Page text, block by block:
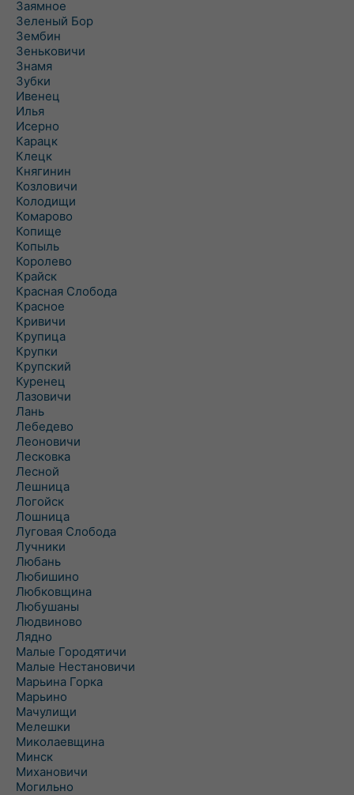
Заямное
Зеленый Бор
Зембин
Зеньковичи
Знамя
Зубки
Ивенец
Илья
Исерно
Карацк
Клецк
Княгинин
Козловичи
Колодищи
Комарово
Копище
Копыль
Королево
Крайск
Красная Слобода
Красное
Кривичи
Крупица
Крупки
Крупский
Куренец
Лазовичи
Лань
Лебедево
Леоновичи
Лесковка
Лесной
Лешница
Логойск
Лошница
Луговая Слобода
Лучники
Любань
Любишино
Любковщина
Любушаны
Людвиново
Лядно
Малые Городятичи
Малые Нестановичи
Марьина Горка
Марьино
Мачулищи
Мелешки
Миколаевщина
Минск
Михановичи
Могильно